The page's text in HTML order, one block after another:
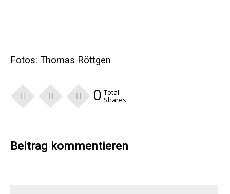
Fotos: Thomas Röttgen
0 Total
Shares
Beitrag kommentieren